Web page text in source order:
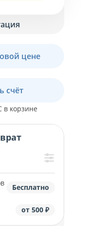
цене
счёт
в корзине
Бесплатно
от 500 ₽